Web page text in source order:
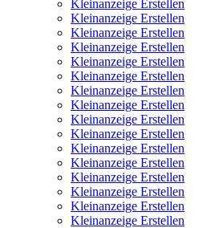
Kleinanzeige Erstellen
Kleinanzeige Erstellen
Kleinanzeige Erstellen
Kleinanzeige Erstellen
Kleinanzeige Erstellen
Kleinanzeige Erstellen
Kleinanzeige Erstellen
Kleinanzeige Erstellen
Kleinanzeige Erstellen
Kleinanzeige Erstellen
Kleinanzeige Erstellen
Kleinanzeige Erstellen
Kleinanzeige Erstellen
Kleinanzeige Erstellen
Kleinanzeige Erstellen
Kleinanzeige Erstellen